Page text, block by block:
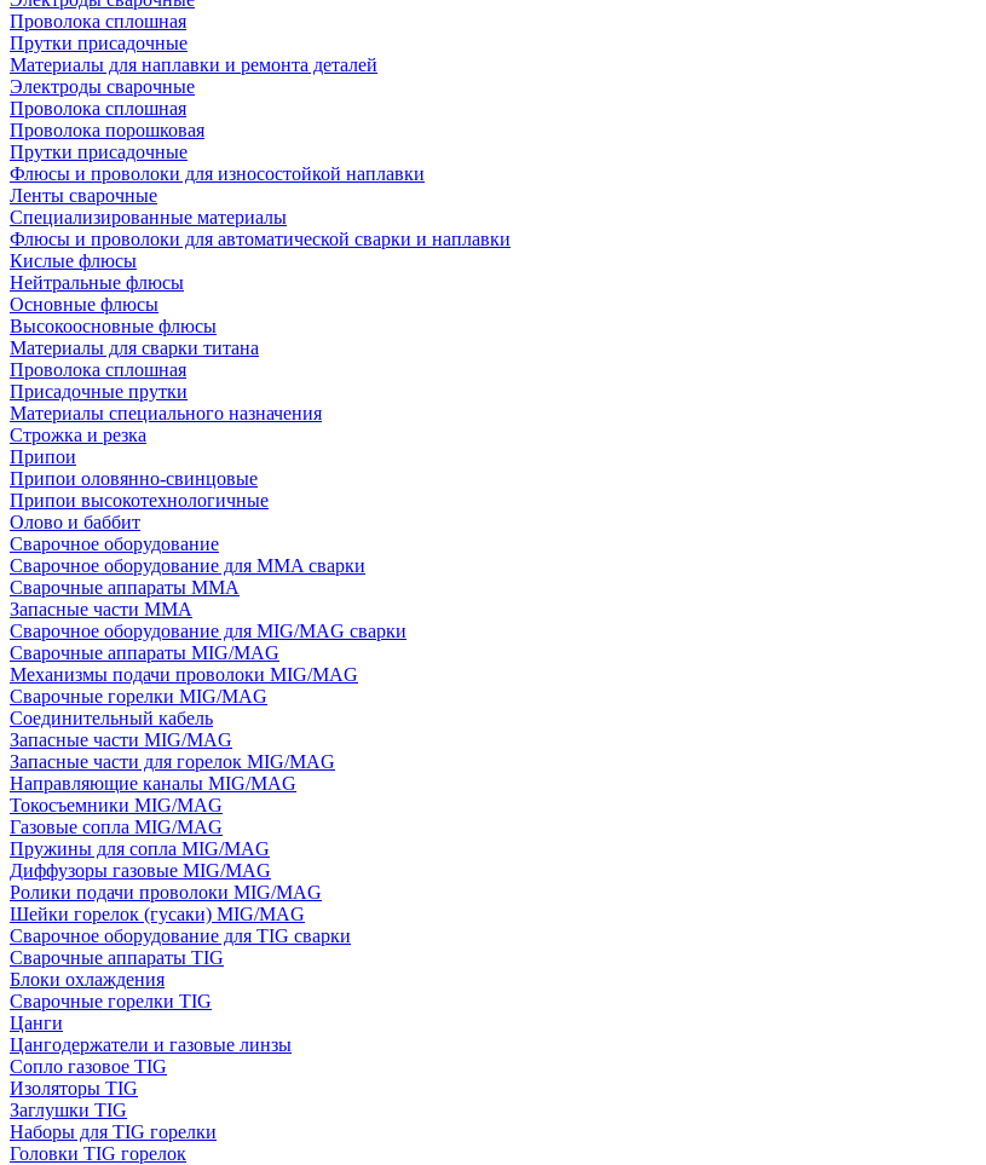
Проволока сплошная
Прутки присадочные
Материалы для наплавки и ремонта деталей
Электроды сварочные
Проволока сплошная
Проволока порошковая
Прутки присадочные
Флюсы и проволоки для износостойкой наплавки
Ленты сварочные
Специализированные материалы
Флюсы и проволоки для автоматической сварки и наплавки
Кислые флюсы
Нейтральные флюсы
Основные флюсы
Высокоосновные флюсы
Материалы для сварки титана
Проволока сплошная
Присадочные прутки
Материалы специального назначения
Строжка и резка
Припои
Припои оловянно-свинцовые
Припои высокотехнологичные
Олово и баббит
Сварочное оборудование
Сварочное оборудование для MMA сварки
Сварочные аппараты MMA
Запасные части MMA
Сварочное оборудование для MIG/MAG сварки
Сварочные аппараты MIG/MAG
Механизмы подачи проволоки MIG/MAG
Сварочные горелки MIG/MAG
Соединительный кабель
Запасные части MIG/MAG
Запасные части для горелок MIG/MAG
Направляющие каналы MIG/MAG
Токосъемники MIG/MAG
Газовые сопла MIG/MAG
Пружины для сопла MIG/MAG
Диффузоры газовые MIG/MAG
Ролики подачи проволоки MIG/MAG
Шейки горелок (гусаки) MIG/MAG
Сварочное оборудование для TIG сварки
Сварочные аппараты TIG
Блоки охлаждения
Сварочные горелки TIG
Цанги
Цангодержатели и газовые линзы
Сопло газовое TIG
Изоляторы TIG
Заглушки TIG
Наборы для TIG горелки
Головки TIG горелок